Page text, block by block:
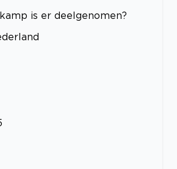
is er deelgenomen?